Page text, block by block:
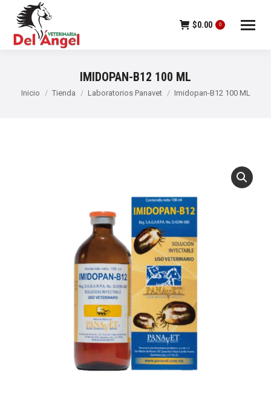
$0.00 0
IMIDOPAN-B12 100 ML
Estás aquí:
Inicio Tienda Laboratorios Panavet Imidopan-B12 100 ML